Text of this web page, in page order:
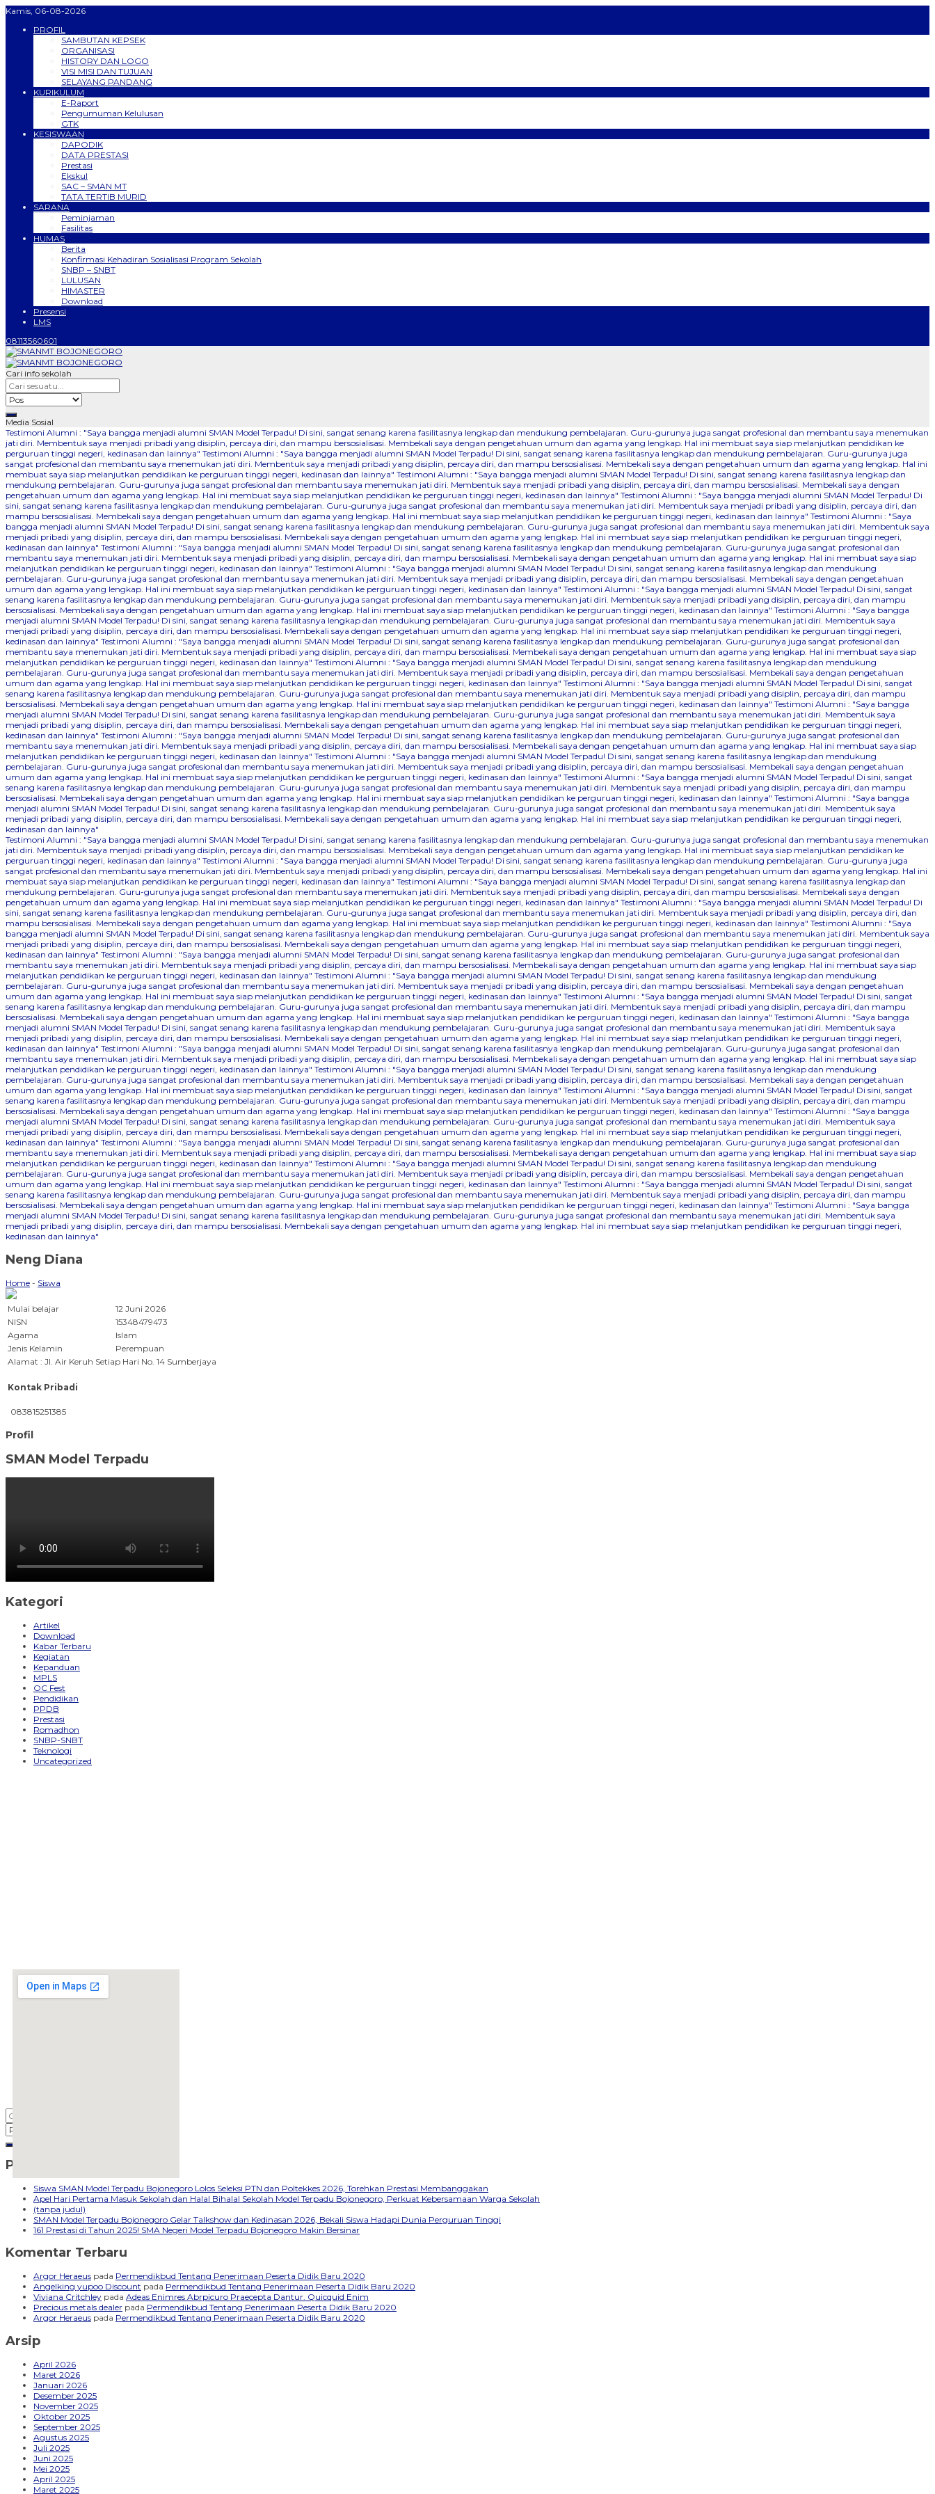
Kamis, 06-08-2026
PROFIL
SAMBUTAN KEPSEK
ORGANISASI
HISTORY DAN LOGO
VISI MISI DAN TUJUAN
SELAYANG PANDANG
KURIKULUM
E-Raport
Pengumuman Kelulusan
GTK
KESISWAAN
DAPODIK
DATA PRESTASI
Prestasi
Ekskul
SAC – SMAN MT
TATA TERTIB MURID
SARANA
Peminjaman
Fasilitas
HUMAS
Berita
Konfirmasi Kehadiran Sosialisasi Program Sekolah
SNBP – SNBT
LULUSAN
HIMASTER
Download
Presensi
LMS
08113560601
Cari info sekolah
Media Sosial
Testimoni Alumni : "Saya bangga menjadi alumni SMAN Model Terpadu! Di sini, sangat senang karena fasilitasnya lengkap dan mendukung pembelajaran. Guru-gurunya juga sangat profesional dan membantu saya menemukan
jati diri. Membentuk saya menjadi pribadi yang disiplin, percaya diri, dan mampu bersosialisasi. Membekali saya dengan pengetahuan umum dan agama yang lengkap. Hal ini membuat saya siap melanjutkan pendidikan ke
perguruan tinggi negeri, kedinasan dan lainnya" Testimoni Alumni : "Saya bangga menjadi alumni SMAN Model Terpadu! Di sini, sangat senang karena fasilitasnya lengkap dan mendukung pembelajaran. Guru-gurunya juga
sangat profesional dan membantu saya menemukan jati diri. Membentuk saya menjadi pribadi yang disiplin, percaya diri, dan mampu bersosialisasi. Membekali saya dengan pengetahuan umum dan agama yang lengkap. Hal ini
membuat saya siap melanjutkan pendidikan ke perguruan tinggi negeri, kedinasan dan lainnya" Testimoni Alumni : "Saya bangga menjadi alumni SMAN Model Terpadu! Di sini, sangat senang karena fasilitasnya lengkap dan
mendukung pembelajaran. Guru-gurunya juga sangat profesional dan membantu saya menemukan jati diri. Membentuk saya menjadi pribadi yang disiplin, percaya diri, dan mampu bersosialisasi. Membekali saya dengan
pengetahuan umum dan agama yang lengkap. Hal ini membuat saya siap melanjutkan pendidikan ke perguruan tinggi negeri, kedinasan dan lainnya" Testimoni Alumni : "Saya bangga menjadi alumni SMAN Model Terpadu! Di
sini, sangat senang karena fasilitasnya lengkap dan mendukung pembelajaran. Guru-gurunya juga sangat profesional dan membantu saya menemukan jati diri. Membentuk saya menjadi pribadi yang disiplin, percaya diri, dan
mampu bersosialisasi. Membekali saya dengan pengetahuan umum dan agama yang lengkap. Hal ini membuat saya siap melanjutkan pendidikan ke perguruan tinggi negeri, kedinasan dan lainnya" Testimoni Alumni : "Saya
bangga menjadi alumni SMAN Model Terpadu! Di sini, sangat senang karena fasilitasnya lengkap dan mendukung pembelajaran. Guru-gurunya juga sangat profesional dan membantu saya menemukan jati diri. Membentuk saya
menjadi pribadi yang disiplin, percaya diri, dan mampu bersosialisasi. Membekali saya dengan pengetahuan umum dan agama yang lengkap. Hal ini membuat saya siap melanjutkan pendidikan ke perguruan tinggi negeri,
kedinasan dan lainnya" Testimoni Alumni : "Saya bangga menjadi alumni SMAN Model Terpadu! Di sini, sangat senang karena fasilitasnya lengkap dan mendukung pembelajaran. Guru-gurunya juga sangat profesional dan
membantu saya menemukan jati diri. Membentuk saya menjadi pribadi yang disiplin, percaya diri, dan mampu bersosialisasi. Membekali saya dengan pengetahuan umum dan agama yang lengkap. Hal ini membuat saya siap
melanjutkan pendidikan ke perguruan tinggi negeri, kedinasan dan lainnya" Testimoni Alumni : "Saya bangga menjadi alumni SMAN Model Terpadu! Di sini, sangat senang karena fasilitasnya lengkap dan mendukung
pembelajaran. Guru-gurunya juga sangat profesional dan membantu saya menemukan jati diri. Membentuk saya menjadi pribadi yang disiplin, percaya diri, dan mampu bersosialisasi. Membekali saya dengan pengetahuan
umum dan agama yang lengkap. Hal ini membuat saya siap melanjutkan pendidikan ke perguruan tinggi negeri, kedinasan dan lainnya" Testimoni Alumni : "Saya bangga menjadi alumni SMAN Model Terpadu! Di sini, sangat
senang karena fasilitasnya lengkap dan mendukung pembelajaran. Guru-gurunya juga sangat profesional dan membantu saya menemukan jati diri. Membentuk saya menjadi pribadi yang disiplin, percaya diri, dan mampu
bersosialisasi. Membekali saya dengan pengetahuan umum dan agama yang lengkap. Hal ini membuat saya siap melanjutkan pendidikan ke perguruan tinggi negeri, kedinasan dan lainnya" Testimoni Alumni : "Saya bangga
menjadi alumni SMAN Model Terpadu! Di sini, sangat senang karena fasilitasnya lengkap dan mendukung pembelajaran. Guru-gurunya juga sangat profesional dan membantu saya menemukan jati diri. Membentuk saya
menjadi pribadi yang disiplin, percaya diri, dan mampu bersosialisasi. Membekali saya dengan pengetahuan umum dan agama yang lengkap. Hal ini membuat saya siap melanjutkan pendidikan ke perguruan tinggi negeri,
kedinasan dan lainnya" Testimoni Alumni : "Saya bangga menjadi alumni SMAN Model Terpadu! Di sini, sangat senang karena fasilitasnya lengkap dan mendukung pembelajaran. Guru-gurunya juga sangat profesional dan
membantu saya menemukan jati diri. Membentuk saya menjadi pribadi yang disiplin, percaya diri, dan mampu bersosialisasi. Membekali saya dengan pengetahuan umum dan agama yang lengkap. Hal ini membuat saya siap
melanjutkan pendidikan ke perguruan tinggi negeri, kedinasan dan lainnya" Testimoni Alumni : "Saya bangga menjadi alumni SMAN Model Terpadu! Di sini, sangat senang karena fasilitasnya lengkap dan mendukung
pembelajaran. Guru-gurunya juga sangat profesional dan membantu saya menemukan jati diri. Membentuk saya menjadi pribadi yang disiplin, percaya diri, dan mampu bersosialisasi. Membekali saya dengan pengetahuan
umum dan agama yang lengkap. Hal ini membuat saya siap melanjutkan pendidikan ke perguruan tinggi negeri, kedinasan dan lainnya" Testimoni Alumni : "Saya bangga menjadi alumni SMAN Model Terpadu! Di sini, sangat
senang karena fasilitasnya lengkap dan mendukung pembelajaran. Guru-gurunya juga sangat profesional dan membantu saya menemukan jati diri. Membentuk saya menjadi pribadi yang disiplin, percaya diri, dan mampu
bersosialisasi. Membekali saya dengan pengetahuan umum dan agama yang lengkap. Hal ini membuat saya siap melanjutkan pendidikan ke perguruan tinggi negeri, kedinasan dan lainnya" Testimoni Alumni : "Saya bangga
menjadi alumni SMAN Model Terpadu! Di sini, sangat senang karena fasilitasnya lengkap dan mendukung pembelajaran. Guru-gurunya juga sangat profesional dan membantu saya menemukan jati diri. Membentuk saya
menjadi pribadi yang disiplin, percaya diri, dan mampu bersosialisasi. Membekali saya dengan pengetahuan umum dan agama yang lengkap. Hal ini membuat saya siap melanjutkan pendidikan ke perguruan tinggi negeri,
kedinasan dan lainnya" Testimoni Alumni : "Saya bangga menjadi alumni SMAN Model Terpadu! Di sini, sangat senang karena fasilitasnya lengkap dan mendukung pembelajaran. Guru-gurunya juga sangat profesional dan
membantu saya menemukan jati diri. Membentuk saya menjadi pribadi yang disiplin, percaya diri, dan mampu bersosialisasi. Membekali saya dengan pengetahuan umum dan agama yang lengkap. Hal ini membuat saya siap
melanjutkan pendidikan ke perguruan tinggi negeri, kedinasan dan lainnya" Testimoni Alumni : "Saya bangga menjadi alumni SMAN Model Terpadu! Di sini, sangat senang karena fasilitasnya lengkap dan mendukung
pembelajaran. Guru-gurunya juga sangat profesional dan membantu saya menemukan jati diri. Membentuk saya menjadi pribadi yang disiplin, percaya diri, dan mampu bersosialisasi. Membekali saya dengan pengetahuan
umum dan agama yang lengkap. Hal ini membuat saya siap melanjutkan pendidikan ke perguruan tinggi negeri, kedinasan dan lainnya" Testimoni Alumni : "Saya bangga menjadi alumni SMAN Model Terpadu! Di sini, sangat
senang karena fasilitasnya lengkap dan mendukung pembelajaran. Guru-gurunya juga sangat profesional dan membantu saya menemukan jati diri. Membentuk saya menjadi pribadi yang disiplin, percaya diri, dan mampu
bersosialisasi. Membekali saya dengan pengetahuan umum dan agama yang lengkap. Hal ini membuat saya siap melanjutkan pendidikan ke perguruan tinggi negeri, kedinasan dan lainnya" Testimoni Alumni : "Saya bangga
menjadi alumni SMAN Model Terpadu! Di sini, sangat senang karena fasilitasnya lengkap dan mendukung pembelajaran. Guru-gurunya juga sangat profesional dan membantu saya menemukan jati diri. Membentuk saya
menjadi pribadi yang disiplin, percaya diri, dan mampu bersosialisasi. Membekali saya dengan pengetahuan umum dan agama yang lengkap. Hal ini membuat saya siap melanjutkan pendidikan ke perguruan tinggi negeri,
kedinasan dan lainnya"
Testimoni Alumni : "Saya bangga menjadi alumni SMAN Model Terpadu! Di sini, sangat senang karena fasilitasnya lengkap dan mendukung pembelajaran. Guru-gurunya juga sangat profesional dan membantu saya menemukan
jati diri. Membentuk saya menjadi pribadi yang disiplin, percaya diri, dan mampu bersosialisasi. Membekali saya dengan pengetahuan umum dan agama yang lengkap. Hal ini membuat saya siap melanjutkan pendidikan ke
perguruan tinggi negeri, kedinasan dan lainnya" Testimoni Alumni : "Saya bangga menjadi alumni SMAN Model Terpadu! Di sini, sangat senang karena fasilitasnya lengkap dan mendukung pembelajaran. Guru-gurunya juga
sangat profesional dan membantu saya menemukan jati diri. Membentuk saya menjadi pribadi yang disiplin, percaya diri, dan mampu bersosialisasi. Membekali saya dengan pengetahuan umum dan agama yang lengkap. Hal ini
membuat saya siap melanjutkan pendidikan ke perguruan tinggi negeri, kedinasan dan lainnya" Testimoni Alumni : "Saya bangga menjadi alumni SMAN Model Terpadu! Di sini, sangat senang karena fasilitasnya lengkap dan
mendukung pembelajaran. Guru-gurunya juga sangat profesional dan membantu saya menemukan jati diri. Membentuk saya menjadi pribadi yang disiplin, percaya diri, dan mampu bersosialisasi. Membekali saya dengan
pengetahuan umum dan agama yang lengkap. Hal ini membuat saya siap melanjutkan pendidikan ke perguruan tinggi negeri, kedinasan dan lainnya" Testimoni Alumni : "Saya bangga menjadi alumni SMAN Model Terpadu! Di
sini, sangat senang karena fasilitasnya lengkap dan mendukung pembelajaran. Guru-gurunya juga sangat profesional dan membantu saya menemukan jati diri. Membentuk saya menjadi pribadi yang disiplin, percaya diri, dan
mampu bersosialisasi. Membekali saya dengan pengetahuan umum dan agama yang lengkap. Hal ini membuat saya siap melanjutkan pendidikan ke perguruan tinggi negeri, kedinasan dan lainnya" Testimoni Alumni : "Saya
bangga menjadi alumni SMAN Model Terpadu! Di sini, sangat senang karena fasilitasnya lengkap dan mendukung pembelajaran. Guru-gurunya juga sangat profesional dan membantu saya menemukan jati diri. Membentuk saya
menjadi pribadi yang disiplin, percaya diri, dan mampu bersosialisasi. Membekali saya dengan pengetahuan umum dan agama yang lengkap. Hal ini membuat saya siap melanjutkan pendidikan ke perguruan tinggi negeri,
kedinasan dan lainnya" Testimoni Alumni : "Saya bangga menjadi alumni SMAN Model Terpadu! Di sini, sangat senang karena fasilitasnya lengkap dan mendukung pembelajaran. Guru-gurunya juga sangat profesional dan
membantu saya menemukan jati diri. Membentuk saya menjadi pribadi yang disiplin, percaya diri, dan mampu bersosialisasi. Membekali saya dengan pengetahuan umum dan agama yang lengkap. Hal ini membuat saya siap
melanjutkan pendidikan ke perguruan tinggi negeri, kedinasan dan lainnya" Testimoni Alumni : "Saya bangga menjadi alumni SMAN Model Terpadu! Di sini, sangat senang karena fasilitasnya lengkap dan mendukung
pembelajaran. Guru-gurunya juga sangat profesional dan membantu saya menemukan jati diri. Membentuk saya menjadi pribadi yang disiplin, percaya diri, dan mampu bersosialisasi. Membekali saya dengan pengetahuan
umum dan agama yang lengkap. Hal ini membuat saya siap melanjutkan pendidikan ke perguruan tinggi negeri, kedinasan dan lainnya" Testimoni Alumni : "Saya bangga menjadi alumni SMAN Model Terpadu! Di sini, sangat
senang karena fasilitasnya lengkap dan mendukung pembelajaran. Guru-gurunya juga sangat profesional dan membantu saya menemukan jati diri. Membentuk saya menjadi pribadi yang disiplin, percaya diri, dan mampu
bersosialisasi. Membekali saya dengan pengetahuan umum dan agama yang lengkap. Hal ini membuat saya siap melanjutkan pendidikan ke perguruan tinggi negeri, kedinasan dan lainnya" Testimoni Alumni : "Saya bangga
menjadi alumni SMAN Model Terpadu! Di sini, sangat senang karena fasilitasnya lengkap dan mendukung pembelajaran. Guru-gurunya juga sangat profesional dan membantu saya menemukan jati diri. Membentuk saya
menjadi pribadi yang disiplin, percaya diri, dan mampu bersosialisasi. Membekali saya dengan pengetahuan umum dan agama yang lengkap. Hal ini membuat saya siap melanjutkan pendidikan ke perguruan tinggi negeri,
kedinasan dan lainnya" Testimoni Alumni : "Saya bangga menjadi alumni SMAN Model Terpadu! Di sini, sangat senang karena fasilitasnya lengkap dan mendukung pembelajaran. Guru-gurunya juga sangat profesional dan
membantu saya menemukan jati diri. Membentuk saya menjadi pribadi yang disiplin, percaya diri, dan mampu bersosialisasi. Membekali saya dengan pengetahuan umum dan agama yang lengkap. Hal ini membuat saya siap
melanjutkan pendidikan ke perguruan tinggi negeri, kedinasan dan lainnya" Testimoni Alumni : "Saya bangga menjadi alumni SMAN Model Terpadu! Di sini, sangat senang karena fasilitasnya lengkap dan mendukung
pembelajaran. Guru-gurunya juga sangat profesional dan membantu saya menemukan jati diri. Membentuk saya menjadi pribadi yang disiplin, percaya diri, dan mampu bersosialisasi. Membekali saya dengan pengetahuan
umum dan agama yang lengkap. Hal ini membuat saya siap melanjutkan pendidikan ke perguruan tinggi negeri, kedinasan dan lainnya" Testimoni Alumni : "Saya bangga menjadi alumni SMAN Model Terpadu! Di sini, sangat
senang karena fasilitasnya lengkap dan mendukung pembelajaran. Guru-gurunya juga sangat profesional dan membantu saya menemukan jati diri. Membentuk saya menjadi pribadi yang disiplin, percaya diri, dan mampu
bersosialisasi. Membekali saya dengan pengetahuan umum dan agama yang lengkap. Hal ini membuat saya siap melanjutkan pendidikan ke perguruan tinggi negeri, kedinasan dan lainnya" Testimoni Alumni : "Saya bangga
menjadi alumni SMAN Model Terpadu! Di sini, sangat senang karena fasilitasnya lengkap dan mendukung pembelajaran. Guru-gurunya juga sangat profesional dan membantu saya menemukan jati diri. Membentuk saya
menjadi pribadi yang disiplin, percaya diri, dan mampu bersosialisasi. Membekali saya dengan pengetahuan umum dan agama yang lengkap. Hal ini membuat saya siap melanjutkan pendidikan ke perguruan tinggi negeri,
kedinasan dan lainnya" Testimoni Alumni : "Saya bangga menjadi alumni SMAN Model Terpadu! Di sini, sangat senang karena fasilitasnya lengkap dan mendukung pembelajaran. Guru-gurunya juga sangat profesional dan
membantu saya menemukan jati diri. Membentuk saya menjadi pribadi yang disiplin, percaya diri, dan mampu bersosialisasi. Membekali saya dengan pengetahuan umum dan agama yang lengkap. Hal ini membuat saya siap
melanjutkan pendidikan ke perguruan tinggi negeri, kedinasan dan lainnya" Testimoni Alumni : "Saya bangga menjadi alumni SMAN Model Terpadu! Di sini, sangat senang karena fasilitasnya lengkap dan mendukung
pembelajaran. Guru-gurunya juga sangat profesional dan membantu saya menemukan jati diri. Membentuk saya menjadi pribadi yang disiplin, percaya diri, dan mampu bersosialisasi. Membekali saya dengan pengetahuan
umum dan agama yang lengkap. Hal ini membuat saya siap melanjutkan pendidikan ke perguruan tinggi negeri, kedinasan dan lainnya" Testimoni Alumni : "Saya bangga menjadi alumni SMAN Model Terpadu! Di sini, sangat
senang karena fasilitasnya lengkap dan mendukung pembelajaran. Guru-gurunya juga sangat profesional dan membantu saya menemukan jati diri. Membentuk saya menjadi pribadi yang disiplin, percaya diri, dan mampu
bersosialisasi. Membekali saya dengan pengetahuan umum dan agama yang lengkap. Hal ini membuat saya siap melanjutkan pendidikan ke perguruan tinggi negeri, kedinasan dan lainnya" Testimoni Alumni : "Saya bangga
menjadi alumni SMAN Model Terpadu! Di sini, sangat senang karena fasilitasnya lengkap dan mendukung pembelajaran. Guru-gurunya juga sangat profesional dan membantu saya menemukan jati diri. Membentuk saya
menjadi pribadi yang disiplin, percaya diri, dan mampu bersosialisasi. Membekali saya dengan pengetahuan umum dan agama yang lengkap. Hal ini membuat saya siap melanjutkan pendidikan ke perguruan tinggi negeri,
kedinasan dan lainnya"
Neng Diana
Home - Siswa
Mulai belajar
12 Juni 2026
NISN
15348479473
Agama
Islam
Jenis Kelamin
Perempuan
Alamat : Jl. Air Keruh Setiap Hari No. 14 Sumberjaya
Kontak Pribadi
083815251385
Profil
SMAN Model Terpadu
Kategori
Artikel
Download
Kabar Terbaru
Kegiatan
Kepanduan
MPLS
OC Fest
Pendidikan
PPDB
Prestasi
Romadhon
SNBP-SNBT
Teknologi
Uncategorized
embedgooglemap.net
Pos-pos Terbaru
Siswa SMAN Model Terpadu Bojonegoro Lolos Seleksi PTN dan Poltekkes 2026, Torehkan Prestasi Membanggakan
Apel Hari Pertama Masuk Sekolah dan Halal Bihalal Sekolah Model Terpadu Bojonegoro, Perkuat Kebersamaan Warga Sekolah
(tanpa judul)
SMAN Model Terpadu Bojonegoro Gelar Talkshow dan Kedinasan 2026, Bekali Siswa Hadapi Dunia Perguruan Tinggi
161 Prestasi di Tahun 2025! SMA Negeri Model Terpadu Bojonegoro Makin Bersinar
Komentar Terbaru
Argor Heraeus pada Permendikbud Tentang Penerimaan Peserta Didik Baru 2020
Angelking yupoo Discount pada Permendikbud Tentang Penerimaan Peserta Didik Baru 2020
Viviana Critchley pada Adeas Enimres Abrpicuro Praecepta Dantur. Quicquid Enim
Precious metals dealer pada Permendikbud Tentang Penerimaan Peserta Didik Baru 2020
Argor Heraeus pada Permendikbud Tentang Penerimaan Peserta Didik Baru 2020
Arsip
April 2026
Maret 2026
Januari 2026
Desember 2025
November 2025
Oktober 2025
September 2025
Agustus 2025
Juli 2025
Juni 2025
Mei 2025
April 2025
Maret 2025